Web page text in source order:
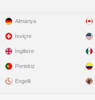
Almanya
İsviçre
İngiltere
Portekiz
Engelli